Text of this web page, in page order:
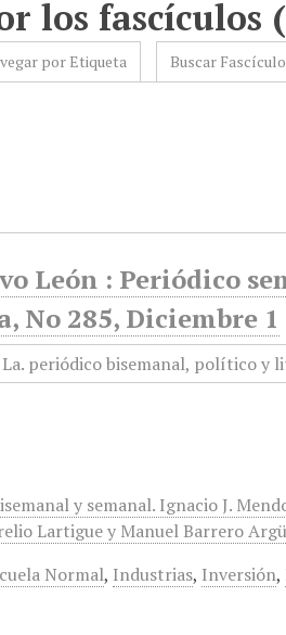
los fascículos
por Etiqueta Buscar
León : Periódico
No 285, Diciembre 1
y semanal. Ignacio J.
Lartigue y Manuel Barrero
Normal, Industrias, Inversión,